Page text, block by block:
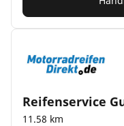
Reifenservice
11.58 km